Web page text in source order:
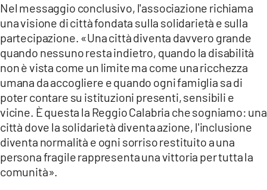
Nel messaggio conclusivo, l'associazione richiama
una visione di città fondata sulla solidarietà e sulla
partecipazione. «Una città diventa davvero grande
quando nessuno resta indietro, quando la disabilità
non è vista come un limite ma come una ricchezza
umana da accogliere e quando ogni famiglia sa di
poter contare su istituzioni presenti, sensibili e
vicine. È questa la Reggio Calabria che sogniamo: una
città dove la solidarietà diventa azione, l'inclusione
diventa normalità e ogni sorriso restituito a una
persona fragile rappresenta una vittoria per tutta la
comunità».